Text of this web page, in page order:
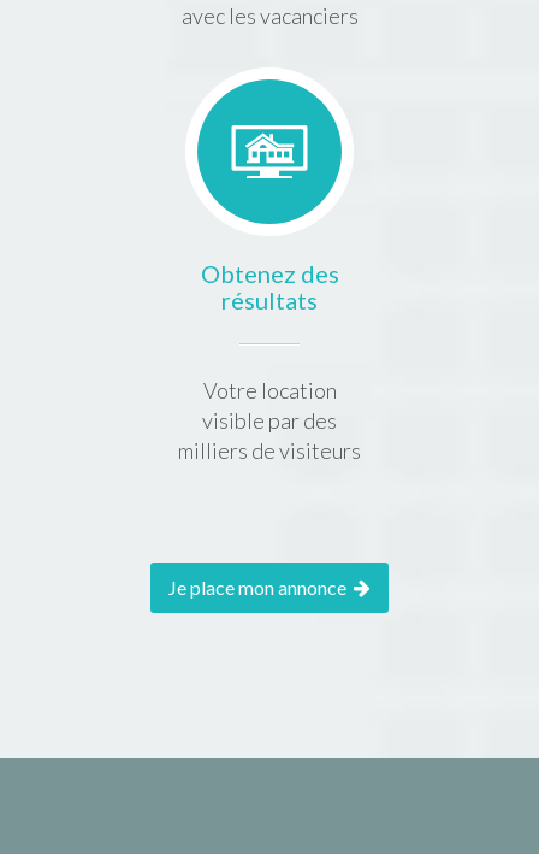
avec les vacanciers
Obtenez des
résultats
Votre location
visible par des
milliers de visiteurs
Je place mon annonce